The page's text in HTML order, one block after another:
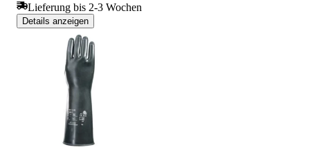
Lieferung bis 2-3 Wochen
Details anzeigen